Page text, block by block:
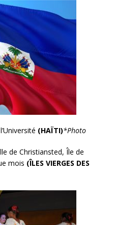
(HAÏTI)*Photo
de Christiansted, Île de
mois (ÎLES VIERGES DES